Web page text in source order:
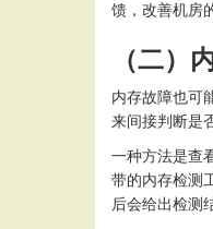
馈，改善机房
（二）
内存故障也可
来间接判断是
一种方法是查
带的内存检测
后会给出检测